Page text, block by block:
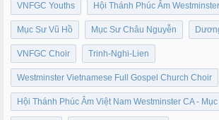
VNFGC Youths Hội Thánh Phúc Âm
Mục Sư Vũ Hồ Mục Sư Châu Nguyễn
VNFGC Choir Trinh-Nghi-Lien
Westminster Vietnamese Full Gospel Church Choir
Hội Thánh Phúc Âm Việt Nam Westminster CA -